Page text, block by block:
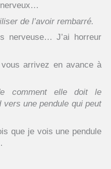
de l’avoir rembarré.
nerveuse… J’ai horreur
arrivez en avance à
comment elle doit le
une pendule qui peut
que je vois une pendule